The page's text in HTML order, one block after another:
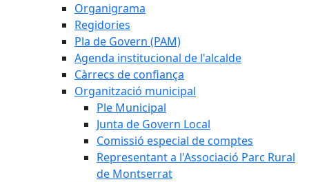
Organigrama
Regidories
Pla de Govern (PAM)
Agenda institucional de l'alcalde
Càrrecs de confiança
Organització municipal
Ple Municipal
Junta de Govern Local
Comissió especial de comptes
Representant a l'Associació Parc Rural
de Montserrat